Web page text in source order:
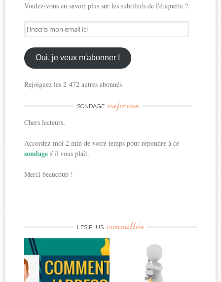
Voulez-vous en savoir plus sur les subtilités de l'étiquette ?
J'inscris
mon
email
ici
Oui, je veux m'abonner !
Rejoignez les 2 472 autres abonnés
SONDAGE express
Chers lecteurs,
Accordez-moi 2 min de votre temps pour répondre à ce
sondages’il vous plaît.
Merci beaucoup !
LES PLUS consultés